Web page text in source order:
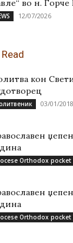
во н. Ѓорче
12/07/2026
кон
03/01/2018
Orthodox pocket
Orthodox pocket